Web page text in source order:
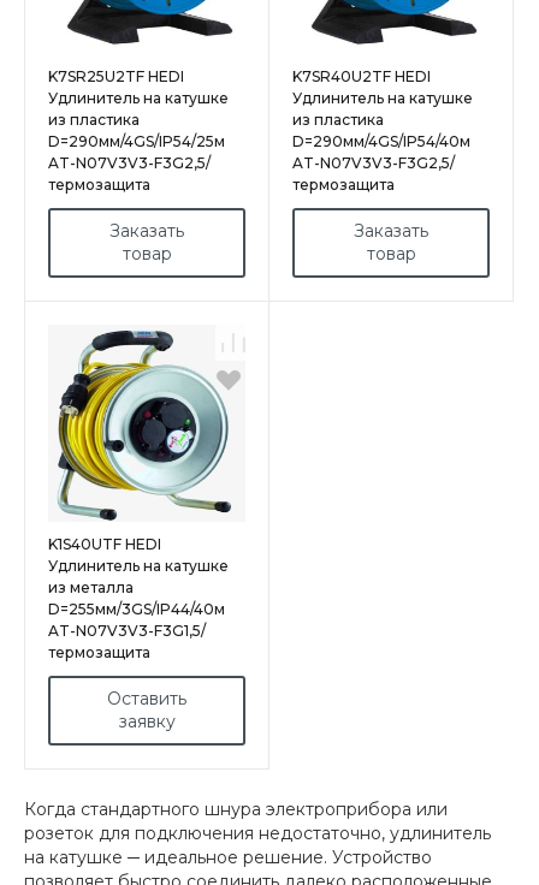
K7SR25U2TF HEDI
Удлинитель на катушке
из пластика
D=290мм/4GS/IP54/25м
AT-N07V3V3-F3G2,5/
термозащита
Заказать
товар
K7SR40U2TF HEDI
Удлинитель на катушке
из пластика
D=290мм/4GS/IP54/40м
AT-N07V3V3-F3G2,5/
термозащита
Заказать
товар
K1S40UTF HEDI
Удлинитель на катушке
из металла
D=255мм/3GS/IP44/40м
AT-N07V3V3-F3G1,5/
термозащита
Оставить
заявку
Когда стандартного шнура электроприбора или
розеток для подключения недостаточно, удлинитель
на катушке ─ идеальное решение. Устройство